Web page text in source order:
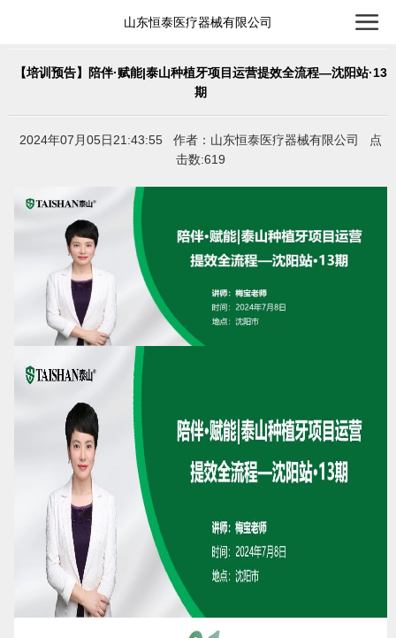
山东恒泰医疗器械有限公司
【培训预告】陪伴·赋能|泰山种植牙项目运营提效全流程—沈阳站·13
期
2024年07月05日21:43:55 作者：山东恒泰医疗器械有限公司 点
击数:619